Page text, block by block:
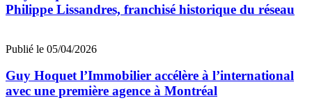
Philippe Lissandres, franchisé historique du réseau
Publié le 05/04/2026
Guy Hoquet l’Immobilier accélère à l’international
avec une première agence à Montréal